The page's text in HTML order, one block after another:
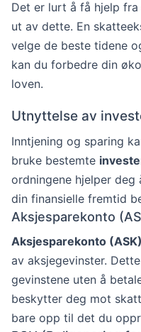
Det er lurt å få hjelp fra
ut av dette. En
velge de beste tidene
kan du forbedre din
loven.
Utnyttelse av
Inntjening og sparing
bruke bestemte
ordningene hjelper
din finansielle fremtid
Aksjesparekonto
Aksjesparekonto (ASK)
av aksjegevinster.
gevinstene uten å
beskytter deg mot
bare opp til det du